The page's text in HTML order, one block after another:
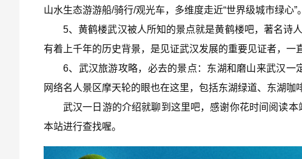
山水生态游游船/骑行/观光车，多维度走近“世界级城市绿心”。
5、黄鹤楼武汉被人所知的景点就是黄鹤楼吧，著名诗
有着上千年的历史背景，是见证武汉发展的重要见证者，一
6、武汉旅游攻略，必去的景点：东湖和磨山来武汉
网络名人景区摩天轮的眼也在这里，包括东湖绿道、东湖咖
武汉一日游的介绍就聊到这里吧，感谢你花时间阅读
本站进行查找喔。